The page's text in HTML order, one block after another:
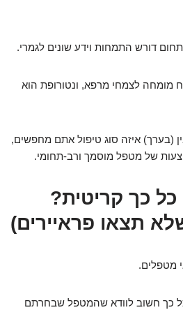
דורש התמחות וידע שונים לגמרי.
מומחה לצמחי מרפא, ונטורופת הוא
(בערך) איזה סוג טיפול אתם מחפשים,
של מטפל מוסמך ורב-תחומי.
כך קריטית?
תצאו פראיירים)
מטפלים.
כך חשוב לוודא שהמטפל שבחרתם